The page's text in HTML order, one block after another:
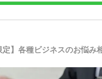
】各種ビジネスのお悩み